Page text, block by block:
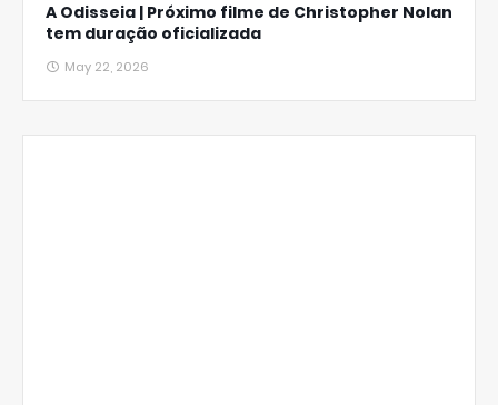
A Odisseia | Próximo filme de Christopher Nolan
tem duração oficializada
May 22, 2026